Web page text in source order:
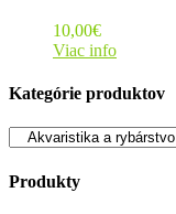
10,00€
Viac info
Kategórie produktov
Produkty